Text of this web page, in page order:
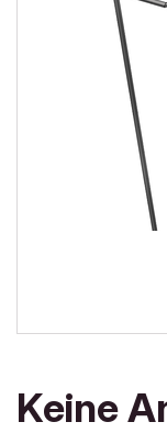
Keine